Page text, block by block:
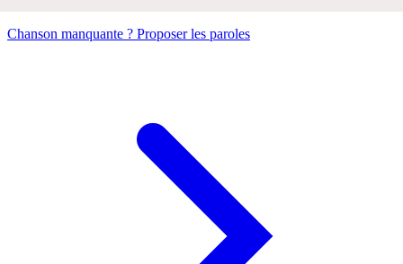
Chanson manquante ? Proposer les paroles